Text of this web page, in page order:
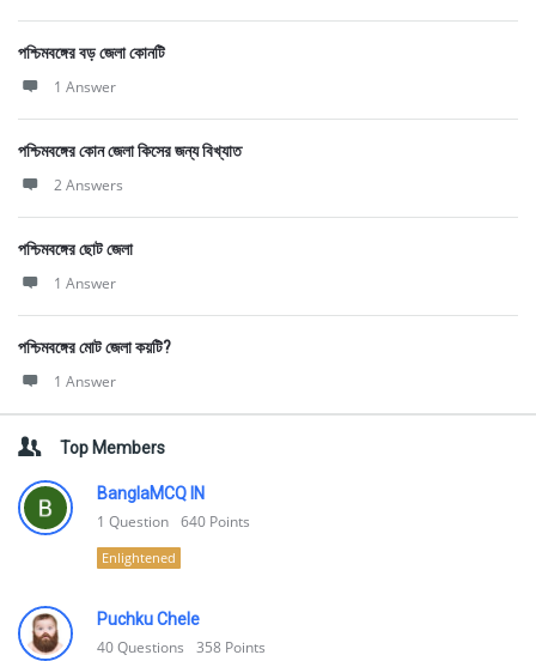
পশ্চিমবঙ্গের বড় জেলা কোনটি
1 Answer
পশ্চিমবঙ্গের কোন জেলা কিসের জন্য বিখ্যাত
2 Answers
পশ্চিমবঙ্গের ছোট জেলা
1 Answer
পশ্চিমবঙ্গের মোট জেলা কয়টি?
1 Answer
Top Members
BanglaMCQ IN
1 Question 640 Points
Enlightened
Puchku Chele
40Questions 358 Points